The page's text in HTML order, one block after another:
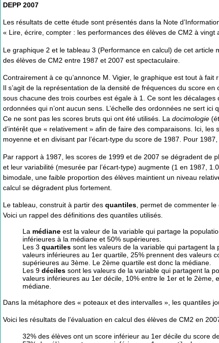
DEPP 2007
Les résultats de cette étude sont présentés dans la Note
« Lire, écrire, compter : les performances des élèves de CM2 à vingt
Le graphique 2 et le tableau 3 (Performance en calcul) de cet article
des élèves de CM2 entre 1987 et 2007 est spectaculaire.
Contrairement à ce qu’annonce M. Vigier, le graphique est tout à fait
Il s’agit de la représentation de la densité de fréquences du score en
sous chacune des trois courbes est égale à 1. Ce sont les
ordonnées qui n’ont aucun sens. L’échelle des ordonnées ne sert ici
Ce ne sont pas les scores bruts qui ont été utilisés. La docimologie
d’intérêt que « relativement » afin de faire des comparaisons. Ici,
moyenne et en divisant par l’écart-type du score de 1987. Pour
Par rapport à 1987, les scores de 1999 et de 2007 se dégradent de
et leur variabilité (mesurée par l’écart-type) augmente (1 en 1987,
bimodale, une faible proportion des élèves maintient un niveau
calcul se dégradent plus fortement.
Le tableau, construit à partir des quantiles , permet de commenter
Voici un rappel des définitions des quantiles utilisés.
La médiane est la valeur de la variable qui partage la
inférieures à la médiane et 50% supérieures.
Les 3 quartiles sont les valeurs de la variable qui partagent
valeurs inférieures au 1er quartile, 25% prennent des valeurs
supérieures au 3ème. Le 2ème quartile est donc la médiane.
Les 9 déciles sont les valeurs de la variable qui partagent la
valeurs inférieures au 1er décile, 10% entre le 1er et le 2ème,
médiane.
Dans la métaphore des « poteaux et des intervalles », les quantiles
Voici les résultats de l’évaluation en calcul des élèves de CM2 en
32% des élèves ont un score inférieur au 1er décile du score